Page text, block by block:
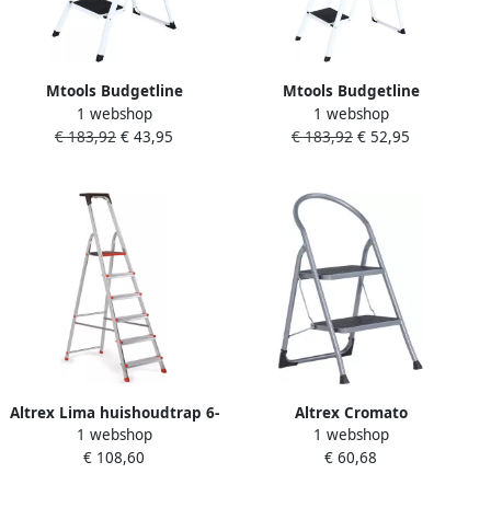
Mtools Budgetline
Huishoudtrap inklapbaar
wit 3 treden |
1 webshop
€ 183,92 € 43,95
Mtools Budgetline
Huishoudtrap inklapbaar
wit 4 treden |
1 webshop
€ 183,92 € 52,95
Altrex Lima huishoudtrap 6-
treeds 508606
1 webshop
€ 108,60
Altrex Cromato
huishoudtrap 2-treeds
Silver 500949
1 webshop
€ 60,68